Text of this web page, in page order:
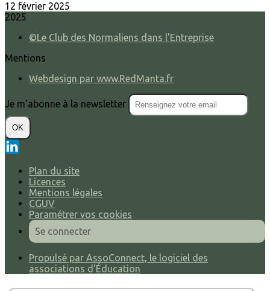
12 février 2025
2025
©Le Club des Normaliens dans l'Entreprise
Mentions
Webdesign par www.RedManta.fr
Je m'abonne à la newsletter
OK
Plan du site
Licences
Mentions légales
CGUV
Paramétrer vos cookies
Se connecter
Propulsé par AssoConnect, le logiciel des
associations d'Éducation